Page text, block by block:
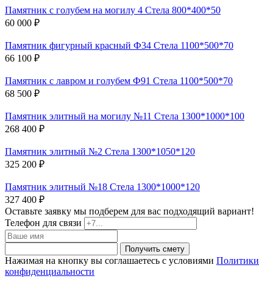
Памятник с голубем на могилу 4 Стела 800*400*50
60 000 ₽
Памятник фигурный красный Ф34 Стела 1100*500*70
66 100 ₽
Памятник с лавром и голубем Ф91 Стела 1100*500*70
68 500 ₽
Памятник элитный на могилу №11 Стела 1300*1000*100
268 400 ₽
Памятник элитный №2 Стела 1300*1050*120
325 200 ₽
Памятник элитный №18 Стела 1300*1000*120
327 400 ₽
Оставьте заявку мы подберем для вас подходящий вариант!
Телефон для связи
Получить смету
Нажимая на кнопку вы соглашаетесь с условиями Политики
конфиденциальности